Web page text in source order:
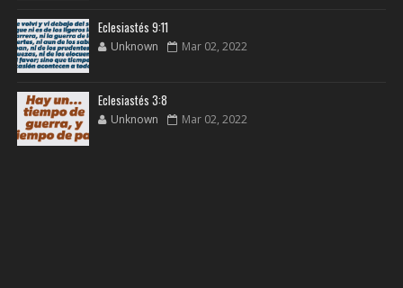
Eclesiastés 9:11
Unknown Mar 02, 2022
Eclesiastés 3:8
Unknown Mar 02, 2022